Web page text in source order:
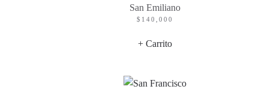
San Emiliano
$ 140,000
+ Carrito